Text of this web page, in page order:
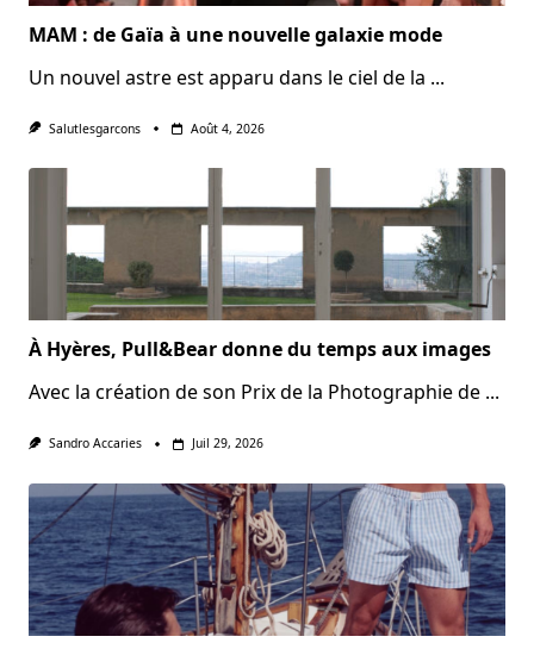
MAM : de Gaïa à une nouvelle galaxie mode
Un nouvel astre est apparu dans le ciel de la ...
Salutlesgarcons Août 4, 2026
À Hyères, Pull&Bear donne du temps aux images
Avec la création de son Prix de la Photographie de ...
Sandro Accaries Juil 29, 2026